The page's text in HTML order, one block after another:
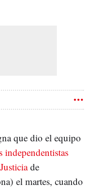
PER CATALUNYA
que dio el equipo
independentistas
de
el martes, cuando